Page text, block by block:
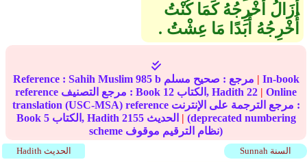
أَزَالُ أُخْرِجُهُ كَمَا كُنْتُ
أُخْرِجُهُ أَبَدًا مَا عِشْتُ ‏.‏
Reference : Sahih Muslim 985 b مرجع : صحيح مسلم | In-book
reference مرجع التصنيف : Book 12 الكتاب, Hadith 22 | Online
translation (USC-MSA) reference مرجع الترجمة على الإنترنت :
Book 5 الكتاب, Hadith 2155 | (deprecated numbering
scheme نظام الترقيم موقوف)
Sunnah السنة Hadith الحديث